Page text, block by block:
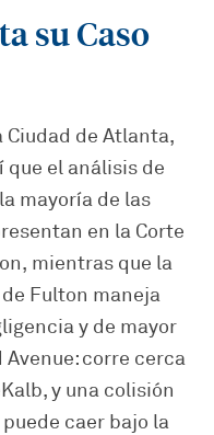
su Caso
Ciudad de Atlanta,
que el análisis de
mayoría de las
en la Corte
mientras que la
Fulton maneja
y de mayor
corre cerca
y una colisión
caer bajo la